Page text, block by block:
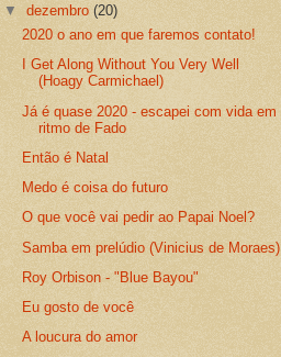
▼dezembro(20)
2020 o ano em que faremos contato!
I Get Along Without You Very Well
(Hoagy Carmichael)
Já é quase 2020 - escapei com vida em
ritmo de Fado
Então é Natal
Medo é coisa do futuro
O que você vai pedir ao Papai Noel?
Samba em prelúdio (Vinicius de Moraes)
Roy Orbison - "Blue Bayou"
Eu gosto de você
A loucura do amor